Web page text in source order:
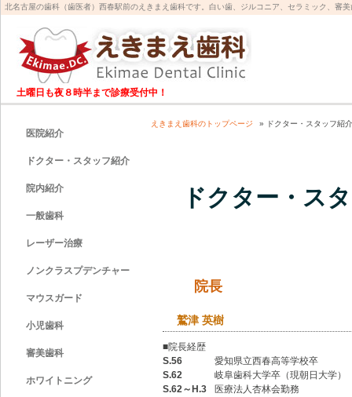
北名古屋の歯科（歯医者）西春駅前のえきまえ歯科です。白い歯、ジルコニア、セラミック、審
土曜日も夜８時半まで診療受付中！
えきまえ歯科のトップページ » ドクター・スタッフ紹介
ドクター・ス
院長
鷲津 英樹
■院長経歴
S.56
愛知県立西春高等学校卒
S.62
岐阜歯科大学卒（現朝日大学）
S.62～H.3
医療法人杏林会勤務
医院紹介
ドクター・スタッフ紹介
院内紹介
一般歯科
レーザー治療
ノンクラスプデンチャー
マウスガード
小児歯科
審美歯科
ホワイトニング